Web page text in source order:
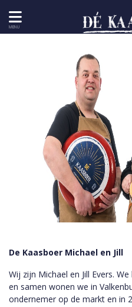
MENU
De Kaasboer Michael en Jill
Wij zijn Michael en Jill Evers.
en samen wonen we in
ondernemer op de markt en in